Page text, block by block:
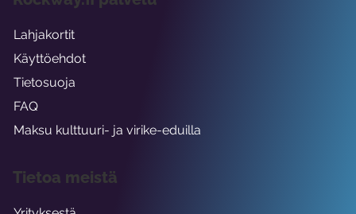
Lahjakortit
Käyttöehdot
Tietosuoja
FAQ
Maksu kulttuuri- ja virike-eduilla
Tietoa meistä